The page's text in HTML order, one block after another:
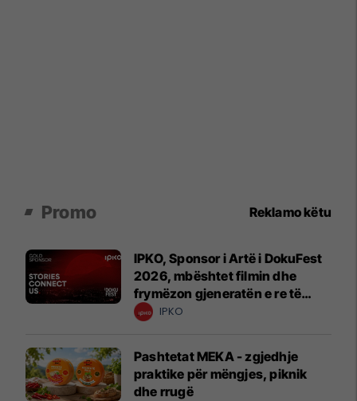
Promo Reklamo këtu
IPKO, Sponsor i Artë i DokuFest
2026, mbështet filmin dhe
frymëzon gjeneratën e re të
krijuesve
IPKO
Pashtetat MEKA - zgjedhje
praktike për mëngjes, piknik
dhe rrugë